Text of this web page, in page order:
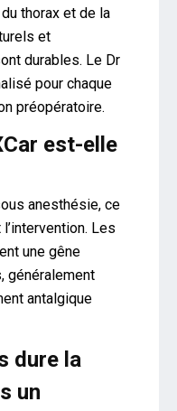
thorax et de la
et
durables. Le Dr
pour chaque
préopératoire.
est-elle
anesthésie, ce
Les
une gêne
généralement
antalgique
dure la
un